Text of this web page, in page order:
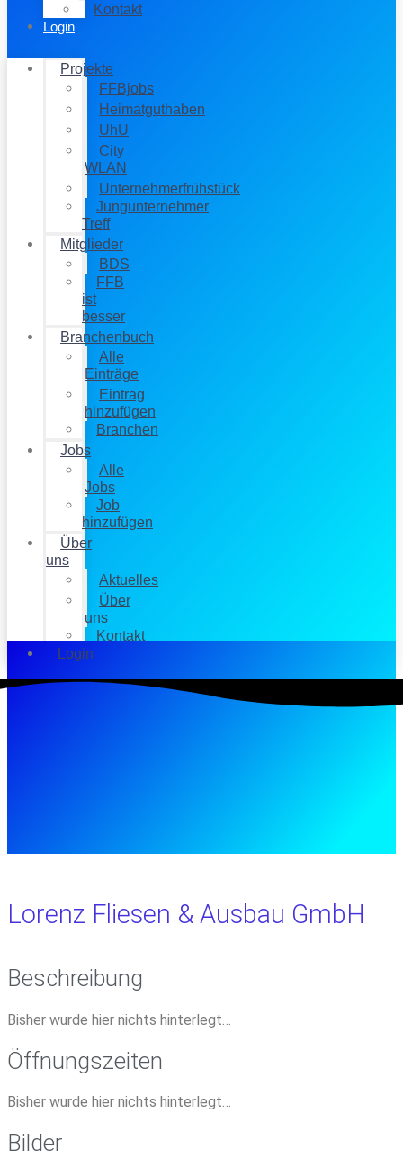
Kontakt
Login
Projekte
FFBjobs
Heimatguthaben
UhU
City
WLAN
Unternehmerfrühstück
Jungunternehmer
Treff
Mitglieder
BDS
FFB
ist
besser
Branchenbuch
Alle
Einträge
Eintrag
hinzufügen
Branchen
Jobs
Alle
Jobs
Job
hinzufügen
Über
uns
Aktuelles
Über
uns
Kontakt
Login
Lorenz Fliesen & Ausbau GmbH
Beschreibung
Bisher wurde hier nichts hinterlegt…
Öffnungszeiten
Bisher wurde hier nichts hinterlegt…
Bilder